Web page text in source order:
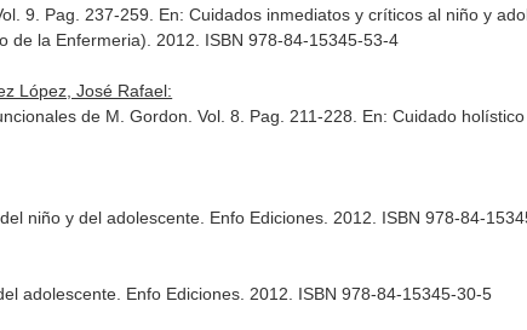
9. Pag. 237-259. En: Cuidados inmediatos y críticos al niño y
de la Enfermeria). 2012. ISBN 978-84-15345-53-4
López, José Rafael:
de M. Gordon. Vol. 8. Pag. 211-228. En: Cuidado
niño y del adolescente . Enfo Ediciones. 2012. ISBN 978-84-
adolescente . Enfo Ediciones. 2012. ISBN 978-84-15345-30-5